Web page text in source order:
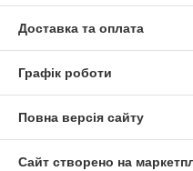
Доставка та оплата
Графік роботи
Повна версія сайту
Сайт створено на